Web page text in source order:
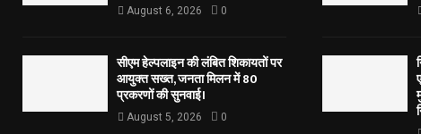
August 6, 2026 0
सीएम हेल्पलाइन की लंबित शिकायतों पर
आयुक्त सख्त, जनता मिलन में 80
प्रकरणों की सुनवाई।
August 5, 2026 0